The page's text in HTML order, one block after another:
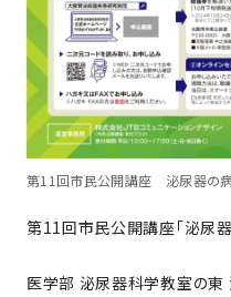
第11回市民公開講座 泌尿器の
第11回市民公開講座「泌尿
医学部 泌尿器科学教室の東